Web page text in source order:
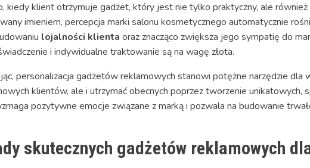
kiedy klient otrzymuje gadżet, który jest nie tylko praktyczny, ale
imieniem, percepcja marki salonu kosmetycznego automatycznie
lojalności klienta oraz znacząco zwiększa jego sympatię do
i indywidualne traktowanie są na wagę złota.
personalizacja gadżetów reklamowych stanowi potężne narzędzie dla
klientów, ale i utrzymać obecnych poprzez tworzenie unikatowych,
pozytywne emocje związane z marką i pozwala na budowanie
skutecznych gadżetów reklamowych